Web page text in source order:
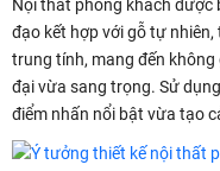
Nội thất phòng khách được
đạo kết hợp với gỗ tự
trung tính, mang đến
đại vừa sang trọng. Sử
điểm nhấn nổi bật vừa tạo